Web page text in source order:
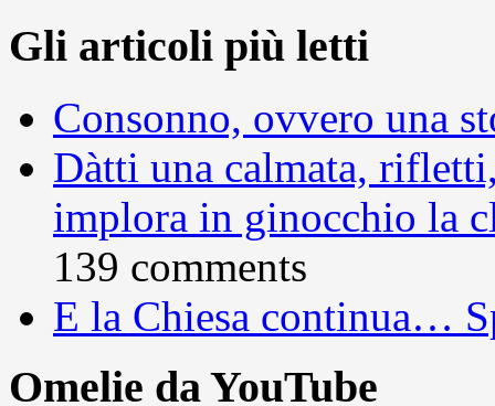
Gli articoli più letti
Consonno, ovvero una
Dàtti una calmata,
implora in ginocchio la
139 comments
E la Chiesa continua…
Omelie da YouTube